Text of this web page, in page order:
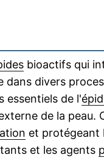
bioactifs qui
divers
essentiels de l'
de la
et protégeant
et les agents